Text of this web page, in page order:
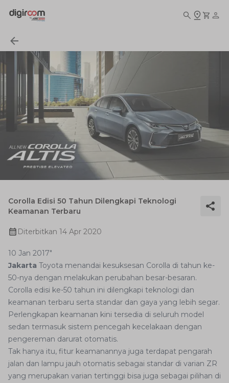
Corolla Edisi 50 Tahun Dilengkapi Teknologi
Keamanan Terbaru
Diterbitkan 14 Apr 2020
10 Jan 2017"
Jakarta Toyota menandai kesuksesan Corolla di tahun ke-
50-nya dengan melakukan perubahan besar-besaran.
Corolla edisi ke-50 tahun ini dilengkapi teknologi dan
keamanan terbaru serta standar dan gaya yang lebih segar.
Perlengkapan keamanan kini tersedia di seluruh model
sedan termasuk sistem pencegah kecelakaan dengan
pengereman darurat otomatis.
Tak hanya itu, fitur keamanannya juga terdapat pengarah
jalan dan lampu jauh otomatis sebagai standar di varian ZR
yang merupakan varian tertinggi bisa juga sebagai pilihan di